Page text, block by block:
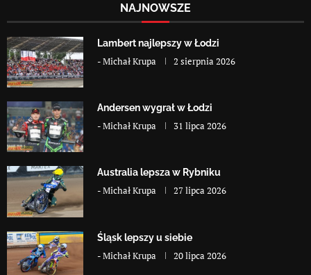
NAJNOWSZE
Lambert najlepszy w Łodzi
-Michał Krupa 2 sierpnia 2026
Andersen wygrał w Łodzi
-Michał Krupa 31 lipca 2026
Australia lepsza w Rybniku
-Michał Krupa 27 lipca 2026
Śląsk lepszy u siebie
-Michał Krupa 20 lipca 2026